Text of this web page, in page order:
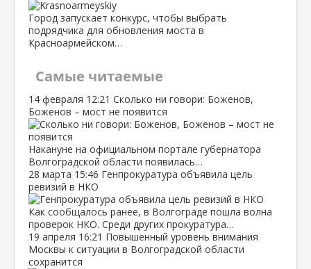
Город запускает конкурс, чтобы выбрать
подрядчика для обновления моста в
Красноармейском…
Самые читаемые
14 февраля 12:21 Сколько ни говори: Боженов,
Боженов – мост не появится
Накануне на официальном портале губернатора
Волгоградской области появилась…
28 марта 15:46 Генпрокуратура объявила цель
ревизий в НКО
Как сообщалось ранее, в Волгограде пошла волна
проверок НКО. Среди других прокуратура…
19 апреля 16:21 Повышенный уровень внимания
Москвы к ситуации в Волгоградской области
сохранится